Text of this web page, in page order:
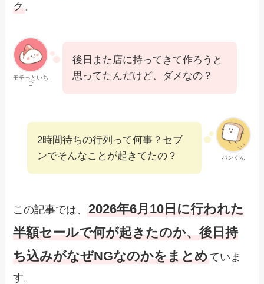
ク 。
モチっといち
ご
後日また店に持ってきて作ろうと
思ってたんだけど、ダメなの？
パンくん
2時間待ちの行列って何事？セブ
ンでそんなことが起きてたの？
この記事では、 2026年6月10日に行われた
半額セールで何が起きたのか、後日持
ち込みがなぜNGなのかをまとめ ていま
す。